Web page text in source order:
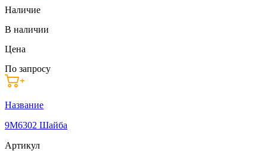
Наличие
В наличии
Цена
По запросу
Название
9M6302 Шайба
Артикул